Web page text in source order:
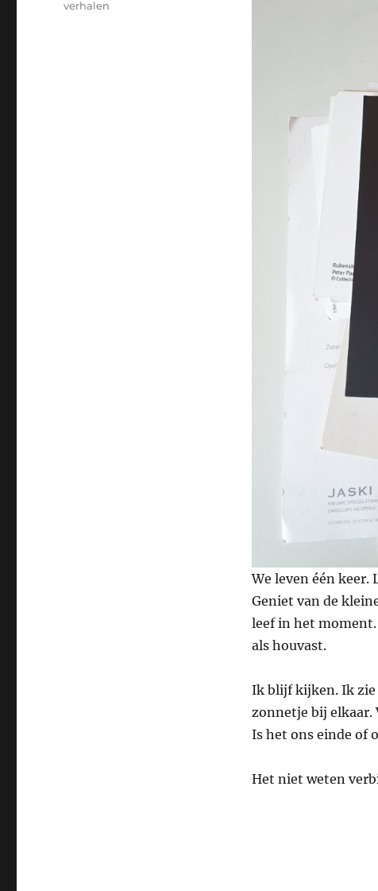
We leven één keer.
Geniet van de
leef in het
als houvast.
Ik blijf kijken. Ik zie
zonnetje bij elkaar.
Is het ons einde of
Het niet weten
verhalen